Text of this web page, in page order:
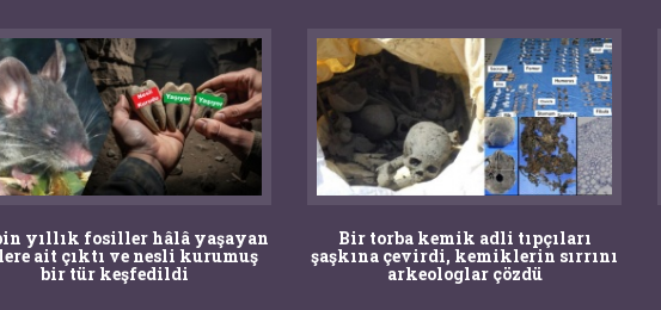
yıllık fosiller hâlâ yaşayan
ait çıktı ve nesli kurumuş
bir tür keşfedildi
Bir torba kemik adli tıpçıları
şaşkına çevirdi, kemiklerin sırrını
arkeologlar çözdü